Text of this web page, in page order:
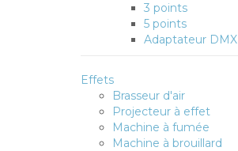
3 points
5 points
Adaptateur DMX
Effets
Brasseur d'air
Projecteur à effet
Machine à fumée
Machine à brouillard